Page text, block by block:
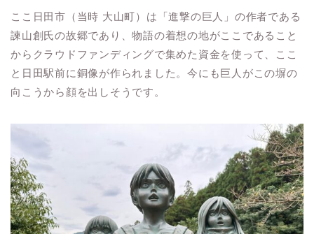
ここ日田市（当時 大山町）は「進撃の巨人」の作者である
諫山創氏の故郷であり、物語の着想の地がここであること
からクラウドファンディングで集めた資金を使って、ここ
と日田駅前に銅像が作られました。今にも巨人がこの塀の
向こうから顔を出しそうです。